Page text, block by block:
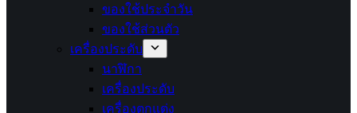
ของใช้ประจำวัน
ของใช้ส่วนตัว
เครื่องประดับ
นาฬิกา
เครื่องประดับ
เครื่องตกแต่ง